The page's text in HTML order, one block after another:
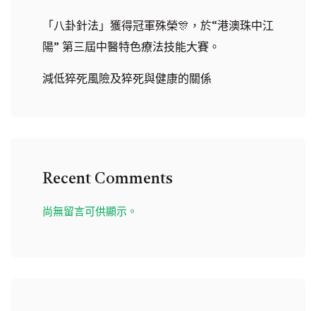
「八卦針法」獲得冠軍殊榮🎊，於“港澳珠中江
陽” 第三屆中醫特色療法技能大賽。
減低猝死風險及猝死與健康的關係
Recent Comments
尚無留言可供顯示。